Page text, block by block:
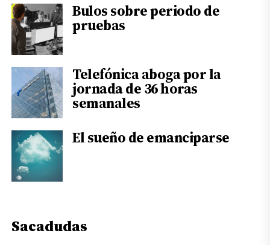
Bulos sobre periodo de
pruebas
Telefónica aboga por la
jornada de 36 horas
semanales
El sueño de emanciparse
Sacadudas